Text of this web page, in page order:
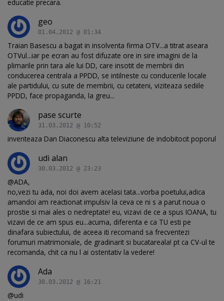
educatie precara.
geo
01.04.2012 @ 01:34
Traian Basescu a bagat in insolventa firma OTV...a titrat aseara
OTVul...iar pe ecran au fost difuzate ore in sire imagini de la
plimarile prin tara ale lui DD, care insotit de membrii din
conducerea centrala a PPDD, se intilneste cu conducerile locale
ale partidului, cu sute de membrii, cu cetateni, viziteaza sediile
PPDD, face propaganda, la greu...
pase scurte
31.03.2012 @ 10:52
inventeaza Dan Diaconescu alta televiziune de indobitocit poporul
udi alan
30.03.2012 @ 23:23
@ADA,
no,vezi tu ada, noi doi avem acelasi tata...vorba poetului,adica
amandoi am reactionat impulsiv la ceva ce ni s a parut noua o
prostie si mai ales o nedreptate! eu, vizavi de ce a spus IOANA, tu
vizavi de ce am spus eu...acuma, diferenta e ca TU esti pe
dinafara subiectului, de aceea iti recomand sa frecventezi
forumuri matrimoniale, de gradinarit si bucatareala! pt ca CV-ul te
recomanda, chit ca nu l ai ostentativ la vedere!
Ada
30.03.2012 @ 16:21
@udi